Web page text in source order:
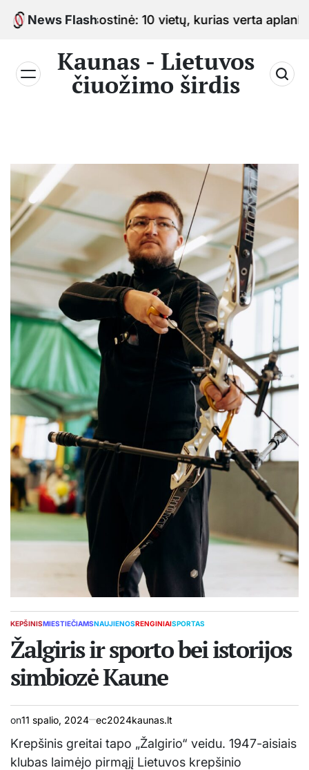
Skip
News Flash
sostinė: 10 vietų, kurias verta aplankyti
Kaunas - Lietuvos
čiuožimo širdis
POSTED
IN
KEPŠINISMIESTIEČIAMSNAUJIENOSRENGINIAISPORTAS
Žalgiris ir sporto bei istorijos
simbiozė Kaune
on11 spalio, 2024 ec2024kaunas.lt
Krepšinis greitai tapo „Žalgirio“ veidu. 1947-aisiais
klubas laimėjo pirmąjį Lietuvos krepšinio